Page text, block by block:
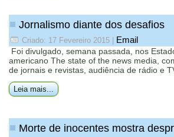
Jornalismo diante dos desafios
Criado: 17 Fevereiro 2015 Email
Foi divulgado, semana passada, nos
americano The state of the news media,
de jornais e revistas, audiência de rádio e
Leia mais...
Morte de inocentes mostra